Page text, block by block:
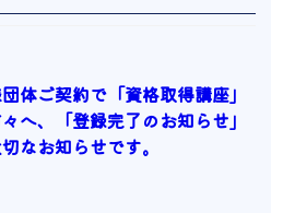
体ご契約で「資格取得講座」
へ、「登録完了のお知らせ」
なお知らせです。